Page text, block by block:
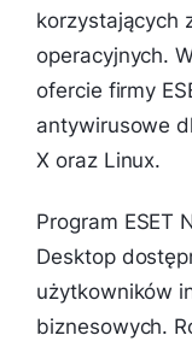
korzystających
operacyjnych.
ofercie firmy
antywirusowe
X oraz Linux.
Program ESET
Desktop
użytkowników
biznesowych.